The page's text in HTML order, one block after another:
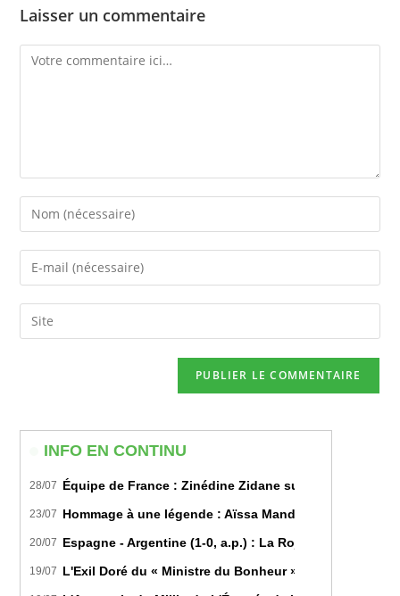
INFO EN CONTINU
28/07 Équipe de France : Zinédine Zidane succède
23/07 Hommage à une légende : Aïssa Mandi tire sa
20/07 Espagne - Argentine (1-0, a.p.) : La Roja sur le toit
19/07 L'Exil Doré du « Ministre du Bonheur » : Dans les
Laisser un commentaire
Comment
Enter
your
name
comment
Enter
your
email
address
Saisir
l’URL